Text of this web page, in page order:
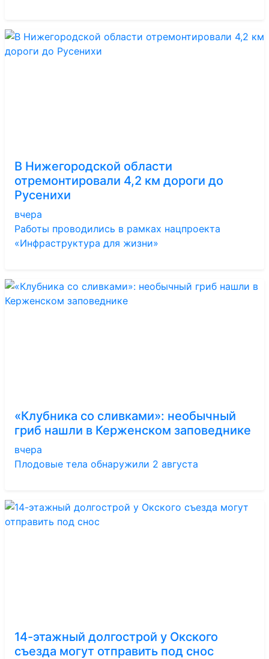
В Нижегородской области
отремонтировали 4,2 км дороги до
Русенихи
вчера
Работы проводились в рамках нацпроекта
«Инфраструктура для жизни»
«Клубника со сливками»: необычный
гриб нашли в Керженском заповеднике
вчера
Плодовые тела обнаружили 2 августа
14-этажный долгострой у Окского
съезда могут отправить под снос